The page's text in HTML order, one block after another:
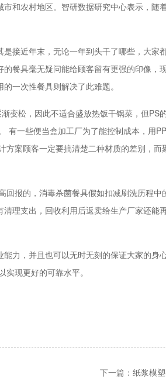
和农村地区。智研数据研究中心表示，随
接近年末，无论一年到头干了哪些，大家
餐具毫无疑问能给顾客留有更强的印像，
一次性餐具则解决了此难题。
变松，因此不适合盛放热饭干锅菜，但PS
有一些便当盒加工厂为了能控制成本，用
案顾客一定要搞清楚二种材质的差别，而
报的，消毒杀菌餐具假如扣减刷洗历程
理支出，回收利用后返卖给生产厂家还能
力，并且也可以无时无刻的保证大家的身
现更好的可靠水平。
下一篇： 纸浆模